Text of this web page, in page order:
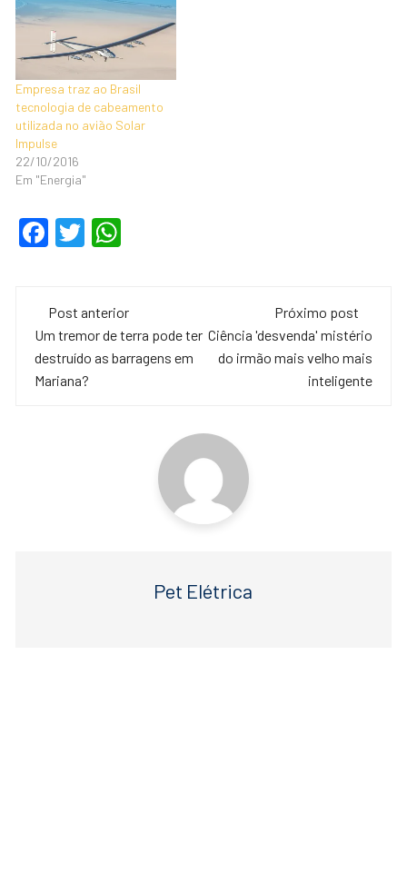
Empresa traz ao Brasil
tecnologia de cabeamento
utilizada no avião Solar
Impulse
22/10/2016
Em "Energia"
F
e
b
o
T
er s
A
Navegação
de
post
Post anterior
Um tremor de terra pode ter
destruído as barragens em
Mariana?
Próximo post
Ciência 'desvenda' mistério
do irmão mais velho mais
inteligente
Pet Elétrica